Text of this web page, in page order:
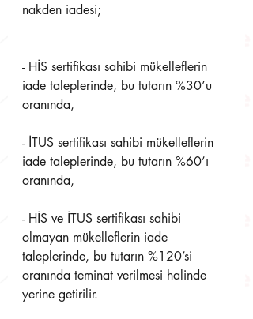
nakden iadesi;
- HİS sertifikası sahibi mükelleflerin
iade taleplerinde, bu tutarın %30’u
oranında,
- İTUS sertifikası sahibi mükelleflerin
iade taleplerinde, bu tutarın %60’ı
oranında,
- HİS ve İTUS sertifikası sahibi
olmayan mükelleflerin iade
taleplerinde, bu tutarın %120’si
oranında teminat verilmesi halinde
yerine getirilir.